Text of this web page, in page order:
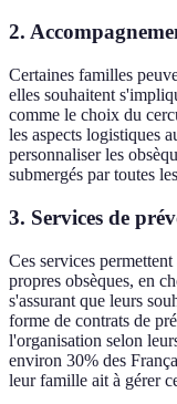
2.
Certaines familles
elles souhaitent
comme le choix du
les aspects logistiques
personnaliser les
submergés par toutes
3. Services de
Ces services
propres obsèques, en
s'assurant que leurs
forme de contrats de
l'organisation selon
environ 30% des
leur famille ait à gérer